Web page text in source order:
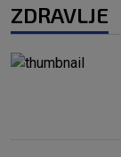
ZDRAVLJE